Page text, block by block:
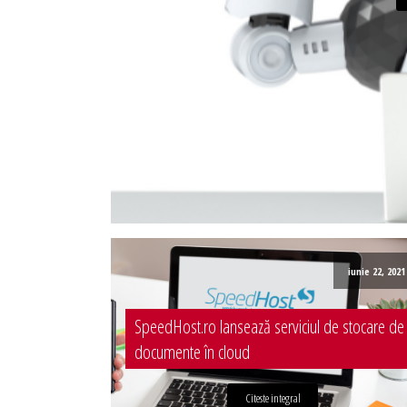
iunie 22, 2021
SpeedHost.ro lansează serviciul de stocare de
documente în cloud
Citeste integral